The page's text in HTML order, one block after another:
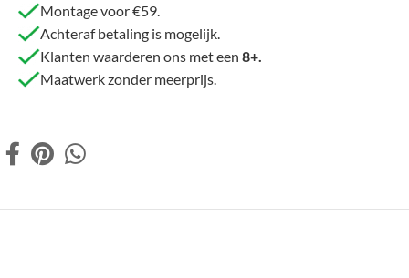
Montage voor €59.
Achteraf betaling is mogelijk.
Klanten waarderen ons met een 8+.
Maatwerk zonder meerprijs.